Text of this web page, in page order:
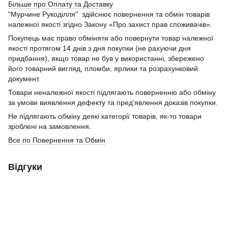
Більше про Оплату та Доставку
"Мурчине Рукоділля" здійснює повернення та обмін товарів
належної якості згідно Закону «Про захист прав споживачів».
Покупець має право обміняти або повернути товар належної
якості протягом 14 днів з дня покупки (не рахуючи дня
придбання), якщо товар не був у використанні, збережено
його товарний вигляд, пломби, ярлики та розрахунковий
документ.
Товари неналежної якості підлягають поверненню або обміну
за умови виявлення дефекту та пред’явлення доказів покупки.
Не підлягають обміну деякі категорії товарів, як-то товари
зроблені на замовлення.
Все по Повернення та Обмін
Відгуки